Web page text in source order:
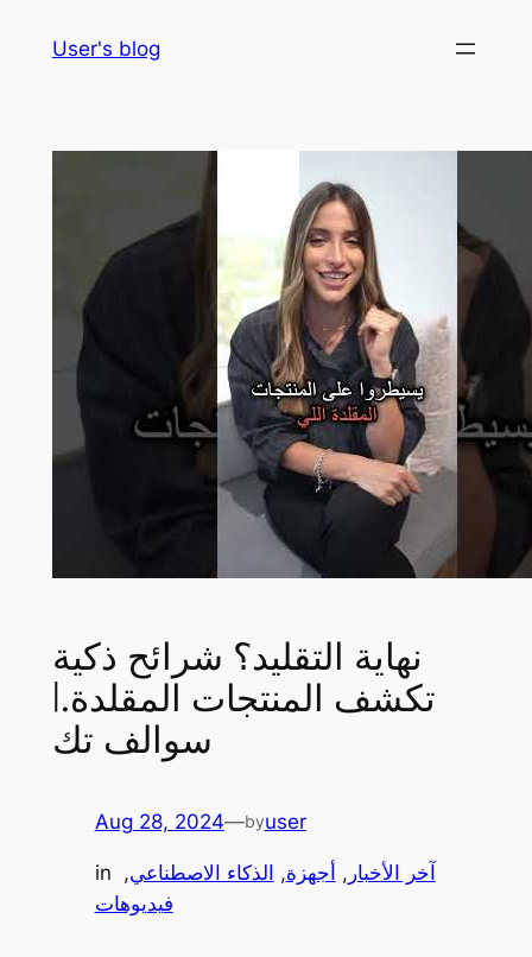
User's blog
نهاية التقليد؟ شرائح ذكية
تكشف المنتجات المقلدة.|
سوالف تك
Aug 28, 2024—byuser
in آخر الأخبار , أجهزة, الذكاء الاصطناعي,
فيديوهات